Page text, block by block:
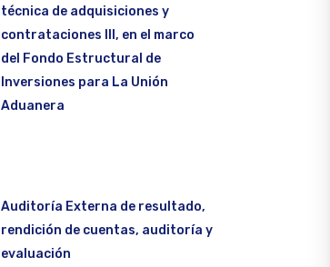
técnica de adquisiciones y
contrataciones III, en el marco
del Fondo Estructural de
Inversiones para La Unión
Aduanera
Auditoría Externa de resultado,
rendición de cuentas, auditoría y
evaluación